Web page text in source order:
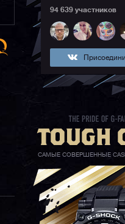
94 639 участников
САМЫЕ СОВЕРШЕННЫЕ